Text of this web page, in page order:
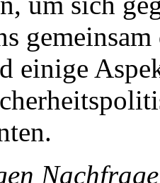
einige